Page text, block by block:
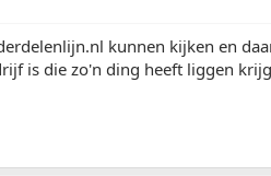
kunnen kijken en
is die zo'n ding heeft liggen